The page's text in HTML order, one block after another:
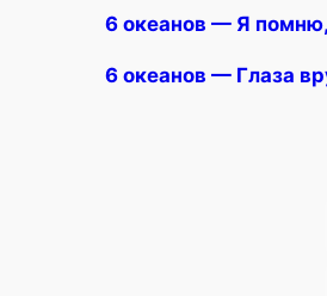
6 океанов — Я
6 океанов — Глаза